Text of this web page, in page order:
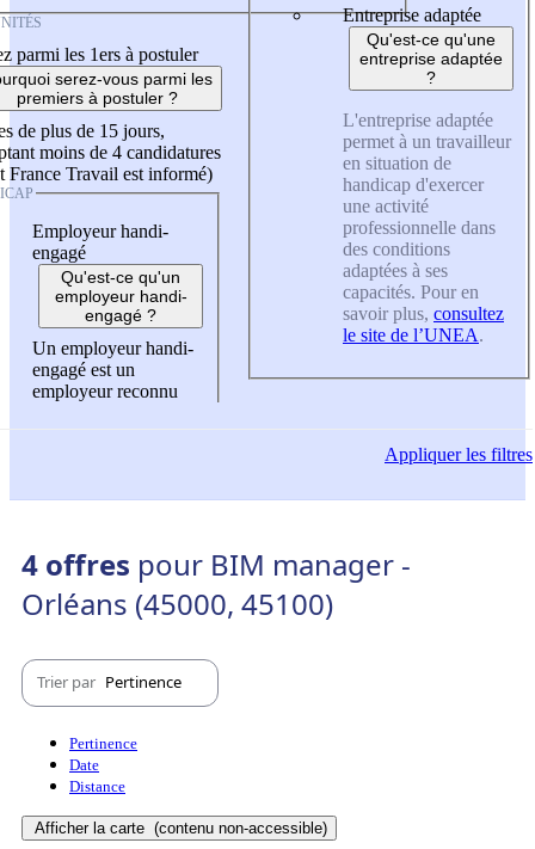
parmi les 1ers à postuler
serez-vous parmi les
premiers à postuler ?
de plus de 15 jours,
moins de 4 candidatures
France Travail est informé)
Employeur handi-
engagé
Qu'est-ce qu'un
employeur handi-
engagé ?
Un employeur handi-
engagé est un
employeur reconnu
Entreprise adaptée
Qu'est-ce qu'une
entreprise adaptée
?
L'entreprise adaptée
permet à un travailleur
en situation de
handicap d'exercer
une activité
professionnelle dans
des conditions
adaptées à ses
capacités. Pour en
savoir plus, consultez
le site de l’UNEA.
Appliquerles filtres
4 offres pour BIM manager -
Orléans (45000, 45100)
Trier par Pertinence
Pertinence
Date
Distance
Afficher la carte (contenu non-accessible)